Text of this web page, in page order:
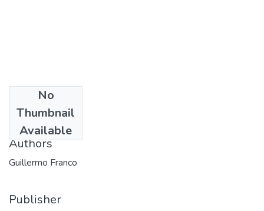
No
Thumbnail
Available
1970
Authors
Guillermo Franco
Publisher